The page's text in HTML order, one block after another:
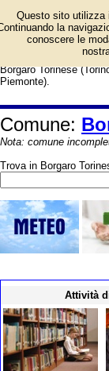
negozi, aziende,
professionisti. Guida
Borgaro Torinese
Piemonte).
Comune:
Nota: comune
Trova in Borgaro
Attività
Questo sito utilizza
la
conoscere le